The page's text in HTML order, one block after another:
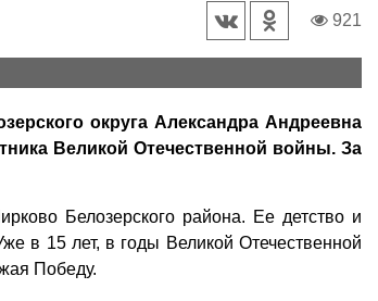
921
округа Александра Андреевна
Великой Отечественной войны. За
Белозерского района. Ее детство и
в 15 лет, в годы Великой Отечественной
Победу.